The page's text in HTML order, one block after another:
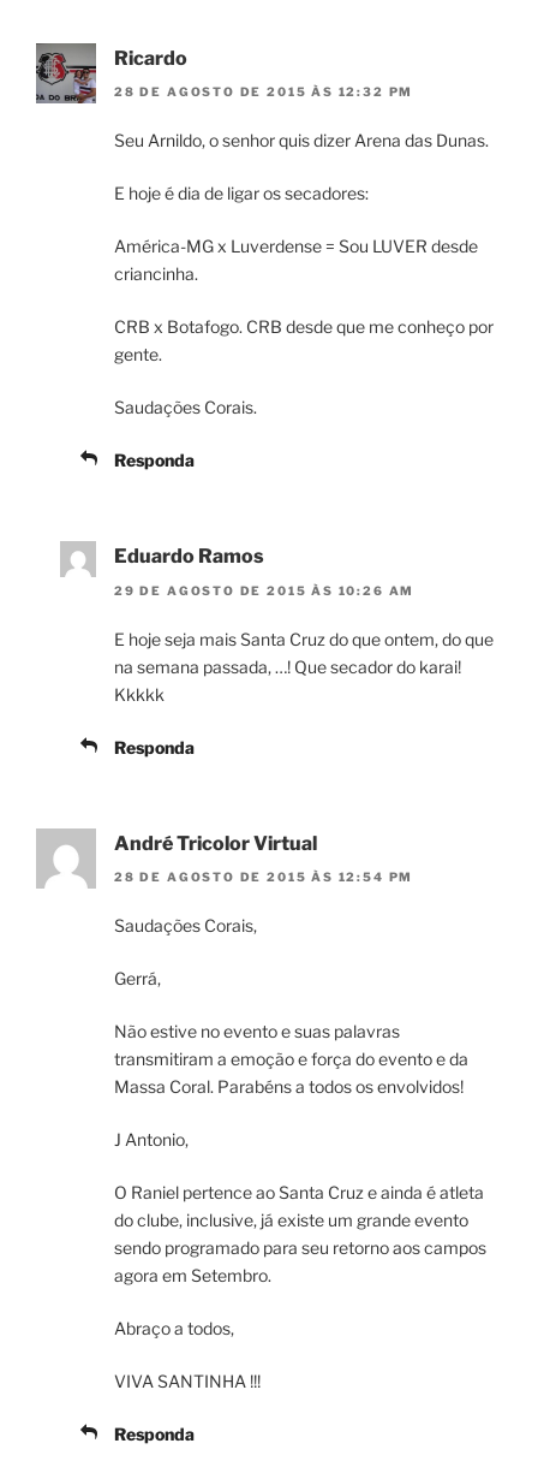
Ricardo
28 DE AGOSTO DE 2015 ÀS 12:32 PM
Seu Arnildo, o senhor quis dizer Arena das Dunas.
E hoje é dia de ligar os secadores:
América-MG x Luverdense = Sou LUVER desde
criancinha.
CRB x Botafogo. CRB desde que me conheço por
gente.
Saudações Corais.
Responda
Eduardo Ramos
29 DE AGOSTO DE 2015 ÀS 10:26 AM
E hoje seja mais Santa Cruz do que ontem, do que
na semana passada, …! Que secador do karai!
Kkkkk
Responda
André Tricolor Virtual
28 DE AGOSTO DE 2015 ÀS 12:54 PM
Saudações Corais,
Gerrá,
Não estive no evento e suas palavras
transmitiram a emoção e força do evento e da
Massa Coral. Parabéns a todos os envolvidos!
J Antonio,
O Raniel pertence ao Santa Cruz e ainda é atleta
do clube, inclusive, já existe um grande evento
sendo programado para seu retorno aos campos
agora em Setembro.
Abraço a todos,
VIVA SANTINHA !!!
Responda